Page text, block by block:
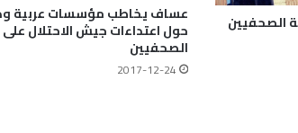
الصحفيين عساف يخاطب مؤسسات عربية
حول اعتداءات جيش الاحتلال على
الصحفيين
2017-12-24